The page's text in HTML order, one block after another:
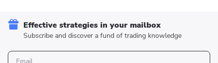
Effective strategies in your mailbox
Subscribe and discover a fund of trading knowledge